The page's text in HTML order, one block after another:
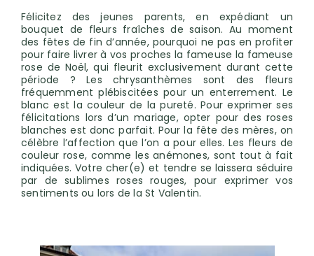
Félicitez des jeunes parents, en expédiant un
bouquet de fleurs fraîches de saison. Au moment
des fêtes de fin d’année, pourquoi ne pas en profiter
pour faire livrer à vos proches la fameuse la fameuse
rose de Noël, qui fleurit exclusivement durant cette
période ? Les chrysanthèmes sont des fleurs
fréquemment plébiscitées pour un enterrement. Le
blanc est la couleur de la pureté. Pour exprimer ses
félicitations lors d’un mariage, opter pour des roses
blanches est donc parfait. Pour la fête des mères, on
célèbre l’affection que l’on a pour elles. Les fleurs de
couleur rose, comme les anémones, sont tout à fait
indiquées. Votre cher(e) et tendre se laissera séduire
par de sublimes roses rouges, pour exprimer vos
sentiments ou lors de la St Valentin.